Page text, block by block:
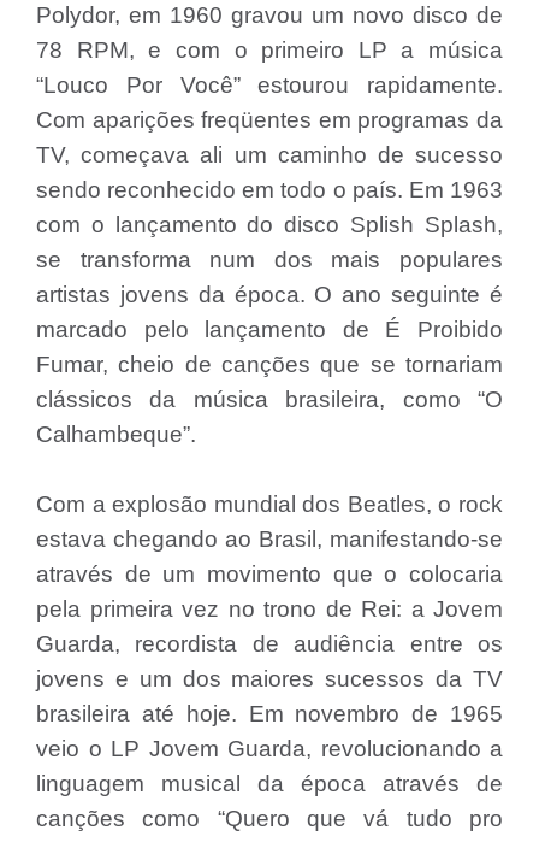
Polydor, em 1960 gravou um novo disco de
78 RPM, e com o primeiro LP a música
“Louco Por Você” estourou rapidamente.
Com aparições freqüentes em programas da
TV, começava ali um caminho de sucesso
sendo reconhecido em todo o país. Em 1963
com o lançamento do disco Splish Splash,
se transforma num dos mais populares
artistas jovens da época. O ano seguinte é
marcado pelo lançamento de É Proibido
Fumar, cheio de canções que se tornariam
clássicos da música brasileira, como “O
Calhambeque”.
Com a explosão mundial dos Beatles, o rock
estava chegando ao Brasil, manifestando-se
através de um movimento que o colocaria
pela primeira vez no trono de Rei: a Jovem
Guarda, recordista de audiência entre os
jovens e um dos maiores sucessos da TV
brasileira até hoje. Em novembro de 1965
veio o LP Jovem Guarda, revolucionando a
linguagem musical da época através de
canções como “Quero que vá tudo pro